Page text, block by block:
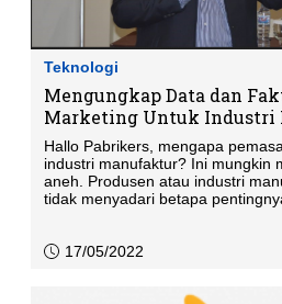
Teknologi
Mengungkap Data dan
Marketing Untuk Industri
Hallo Pabrikers, mengapa
industri manufaktur? Ini mungkin
aneh. Produsen atau industri
tidak menyadari betapa
17/05/2022